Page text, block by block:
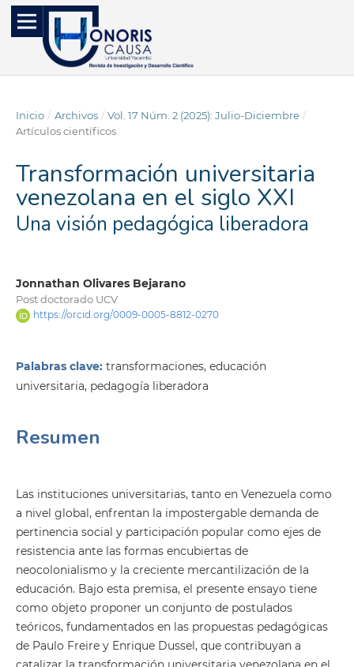
Inicio / Archivos / Vol. 17 Núm. 2 (2025): Julio-Diciembre /
Artículos científicos
Transformación universitaria
venezolana en el siglo XXI
Una visión pedagógica liberadora
Jonnathan Olivares Bejarano
Post doctorado UCV
https://orcid.org/0009-0005-8812-0270
Palabras clave: transformaciones, educación
universitaria, pedagogía liberadora
Resumen
Las instituciones universitarias, tanto en Venezuela como
a nivel global, enfrentan la impostergable demanda de
pertinencia social y participación popular como ejes de
resistencia ante las formas encubiertas de
neocolonialismo y la creciente mercantilización de la
educación. Bajo esta premisa, el presente ensayo tiene
como objeto proponer un conjunto de postulados
teóricos, fundamentados en las propuestas pedagógicas
de Paulo Freire y Enrique Dussel, que contribuyan a